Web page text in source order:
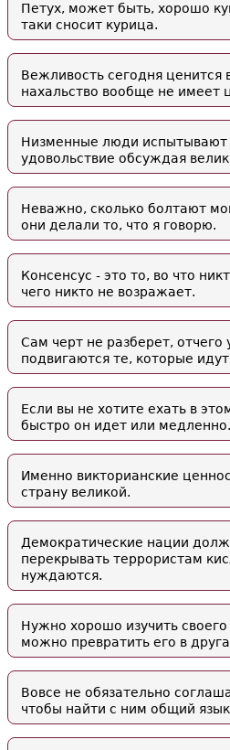
Петух, может быть, хорошо
таки сносит курица.
Вежливость сегодня ценится
нахальство вообще не имеет
Низменные люди испытывают
удовольствие обсуждая
Неважно, сколько болтают
они делали то, что я говорю.
Консенсус - это то, во что
чего никто не возражает.
Сам черт не разберет, отчего
подвигаются те, которые
Если вы не хотите ехать в
быстро он идет или медленно.
Именно викторианские
страну великой.
Демократические нации
перекрывать террористам
нуждаются.
Нужно хорошо изучить
можно превратить его в
Вовсе не обязательно
чтобы найти с ним общий